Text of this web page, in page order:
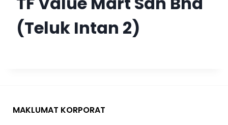
(Teluk Intan 2)
MAKLUMAT KORPORAT